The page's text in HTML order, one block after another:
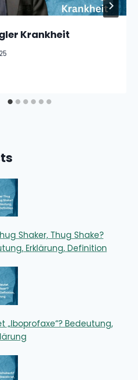
Krankheit
Shaker, Thug Shake?
Erklärung, Definition
„Iboprofaxe“? Bedeutung,